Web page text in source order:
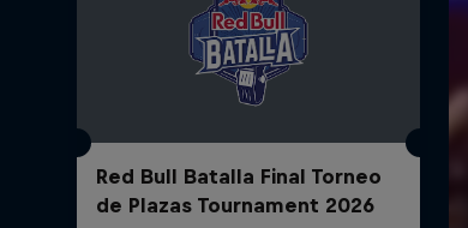
Red Bull Batalla Final Torneo
de Plazas Tournament 2026